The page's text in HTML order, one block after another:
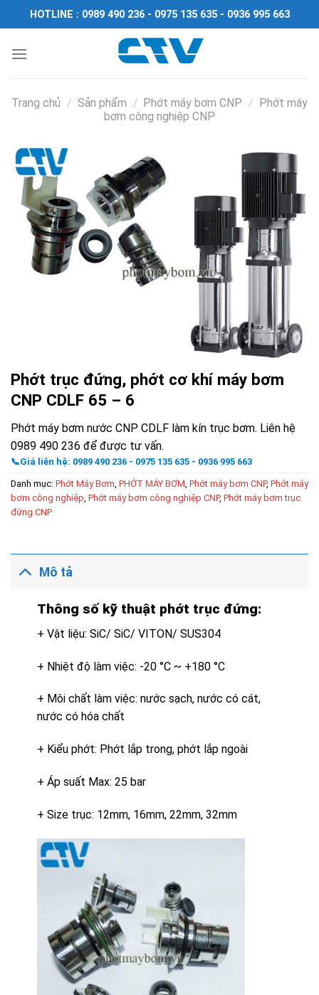
Chuyển
đến
dung
HOTLINE : 0989 490 236 - 0975 135 635 - 0936 995 663
Trang chủ / Sản phẩm / Phớt máy bơm CNP / Phớt máy
bơm công nghiệp CNP
Phớt trục đứng, phớt cơ khí máy bơm
CNP CDLF 65 – 6
Phớt máy bơm nước CNP CDLF làm kín trục bơm. Liên hệ
0989 490 236 để được tư vấn.
📞Giá liên hệ: 0989 490 236 - 0975 135 635 - 0936 995 663
Danh mục: Phớt Máy Bơm, PHỚT MÁY BƠM, Phớt máy bơm CNP, Phớt máy
bơm công nghiệp, Phớt máy bơm công nghiệp CNP, Phớt máy bơm trục
đứng CNP
Mô tả
Thông số kỹ thuật phớt trục đứng:
+ Vật liệu: SiC/ SiC/ VITON/ SUS304
+ Nhiệt độ làm việc: -20 °C ~ +180 °C
+ Môi chất làm việc: nước sạch, nước có cát,
nước có hóa chất
+ Kiểu phớt: Phớt lắp trong, phớt lắp ngoài
+ Áp suất Max: 25 bar
+ Size trục: 12mm, 16mm, 22mm, 32mm